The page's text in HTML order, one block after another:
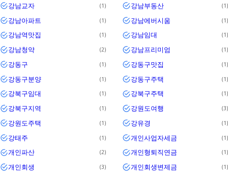
강남교자 1 강남부동산 1
강남아파트 1 강남에버시움 1
강남역맛집 1 강남임대 1
강남청약 2 강남프리미엄 1
강동구 1 강동구맛집 1
강동구분양 1 강동구주택 1
강북구임대 1 강북구주택 1
강북구지역 1 강원도여행 3
강원도주택 1 강유경 1
강태주 1 개인사업자세금 1
개인파산 2 개인형퇴직연금 1
개인회생 3 개인회생변제금 1